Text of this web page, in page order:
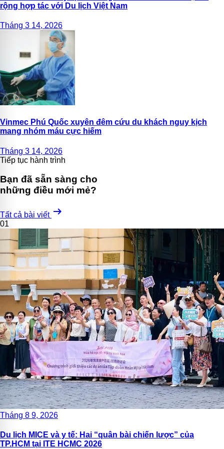
rộng hợp tác với Du lịch Việt Nam
Tháng 3 14, 2026
Vinmec Phú Quốc xuyên đêm cứu du khách nguy kịch
mang nhóm máu cực hiếm
Tháng 3 14, 2026
Tiếp tục hành trình
Bạn đã sẵn sàng cho
những điều mới mẻ?
Tất cả bài viết arrow_right_alt
01
Tháng 8 9, 2026
Du lịch MICE và y tế: Hai “quân bài chiến lược” của
TP.HCM tại ITE HCMC 2026